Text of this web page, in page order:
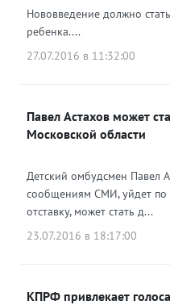
Нововведение должно
ребенка....
27.07.2016 в 11:32:00
Павел Астахов может
Московской области
Детский омбудсмен Павел
сообщениям СМИ, уйдет по
отставку, может стать д...
23.07.2016 в 18:17:00
КПРФ привлекает